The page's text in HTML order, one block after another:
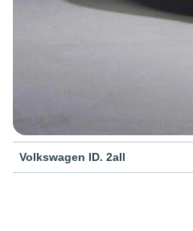
Volkswagen ID. 2all